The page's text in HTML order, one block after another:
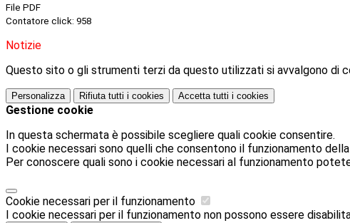
File PDF
Contatore click: 958
Notizie
Questo sito o gli strumenti terzi da questo utilizzati si avvalgono di
Personalizza Rifiuta tutti i cookies Accetta tutti i cookies
Gestione cookie
In questa schermata è possibile scegliere quali cookie consentire.
I cookie necessari sono quelli che consentono il funzionamento
Per conoscere quali sono i cookie necessari al funzionamento
Cookie necessari per il funzionamento
I cookie necessari per il funzionamento non possono essere